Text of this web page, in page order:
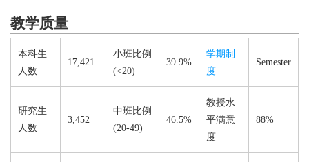
教学质量
本科生
人数
17,421
小班比例
(<20)
39.9%
学期制
度
Semester
研究生
人数
3,452
中班比例
(20-49)
46.5%
教授水
平满意
度
88%